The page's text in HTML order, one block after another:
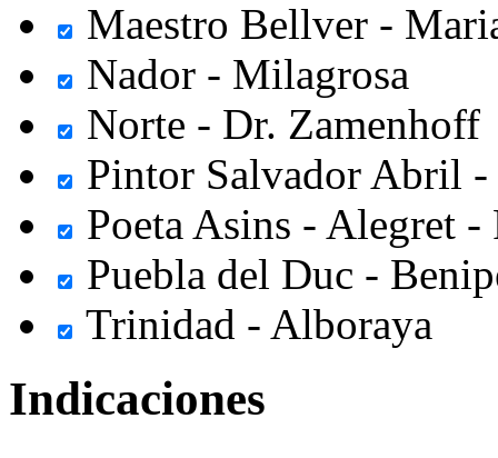
Maestro Bellver -
Nador - Milagrosa
Norte - Dr. Zamenhoff
Pintor Salvador Abril
Poeta Asins - Alegret
Puebla del Duc -
Trinidad - Alboraya
Indicaciones